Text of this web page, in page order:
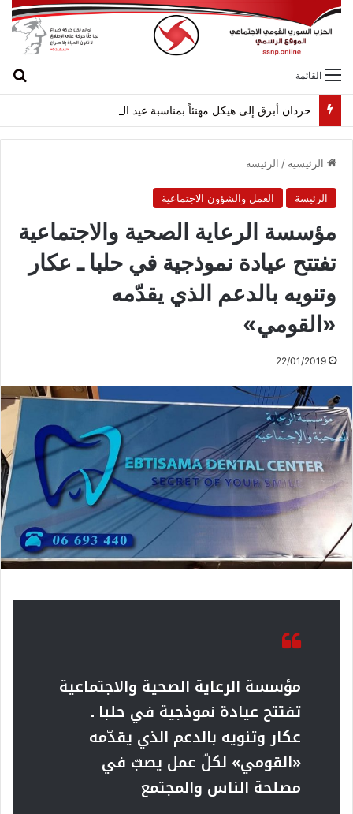
القائمة
حردان أبرق إلى هيكل مهنئاً بمناسبة عيد الجيش
الرئيسية / الرئيسة
الرئيسة العمل والشؤون الاجتماعية
مؤسسة الرعاية الصحية والاجتماعية
تفتتح عيادة نموذجية في حلبا ـ عكار
وتنويه بالدعم الذي يقدّمه
«القومي»
22/01/2019
مؤسسة الرعاية الصحية والاجتماعية
تفتتح عيادة نموذجية في حلبا ـ
عكاروتنويه بالدعم الذي يقدّمه
«القومي» لكلّ عمل يصبّ في
مصلحة الناس والمجتمع